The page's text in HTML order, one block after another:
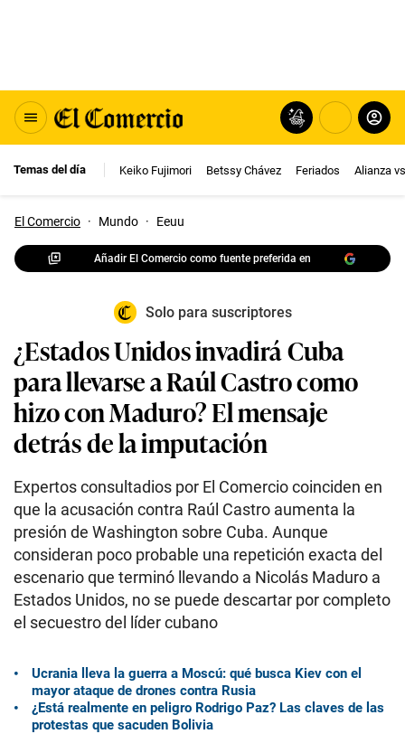
Temas del día Keiko Fujimori Betssy Chávez Feriados Alianza
El Comercio · Mundo · Eeuu
Añadir El Comercio como fuente preferida en
Solo para suscriptores
¿Estados Unidos invadirá Cuba
para llevarse a Raúl Castro como
hizo con Maduro? El mensaje
detrás de la imputación
Expertos consultadios por El Comercio coinciden en
que la acusación contra Raúl Castro aumenta la
presión de Washington sobre Cuba. Aunque
consideran poco probable una repetición exacta del
escenario que terminó llevando a Nicolás Maduro a
Estados Unidos, no se puede descartar por completo
el secuestro del líder cubano
Ucrania lleva la guerra a Moscú: qué busca Kiev con el
mayor ataque de drones contra Rusia
¿Está realmente en peligro Rodrigo Paz? Las claves de las
protestas que sacuden Bolivia